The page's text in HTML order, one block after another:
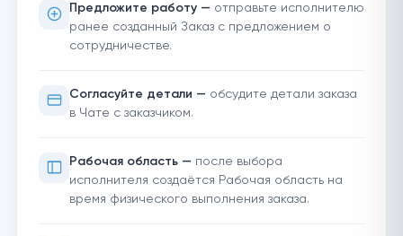
Предложите работу — отправьте исполнителю
ранее созданный Заказ с предложением о
сотрудничестве.
Согласуйте детали — обсудите детали заказа
в Чате с заказчиком.
Рабочая область — после выбора
исполнителя создаётся Рабочая область на
время физического выполнения заказа.